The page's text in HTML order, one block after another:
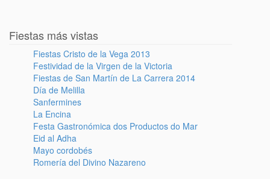
Fiestas más vistas
Fiestas Cristo de la Vega 2013
Festividad de la Virgen de la Victoria
Fiestas de San Martín de La Carrera 2014
Día de Melilla
Sanfermines
La Encina
Festa Gastronómica dos Productos do Mar
Eid al Adha
Mayo cordobés
Romería del Divino Nazareno